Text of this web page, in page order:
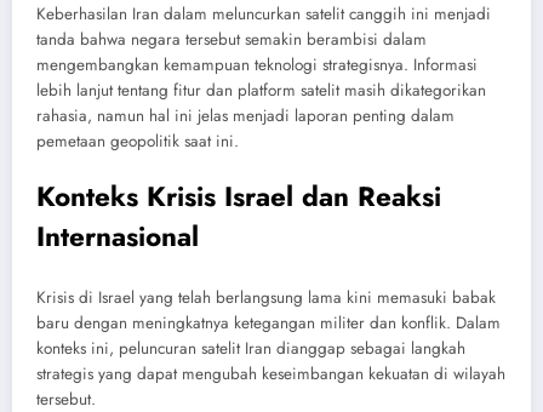
Keberhasilan Iran dalam meluncurkan satelit canggih ini menjadi
tanda bahwa negara tersebut semakin berambisi dalam
mengembangkan kemampuan teknologi strategisnya. Informasi
lebih lanjut tentang fitur dan platform satelit masih dikategorikan
rahasia, namun hal ini jelas menjadi laporan penting dalam
pemetaan geopolitik saat ini.
Konteks Krisis Israel dan Reaksi
Internasional
Krisis di Israel yang telah berlangsung lama kini memasuki babak
baru dengan meningkatnya ketegangan militer dan konflik. Dalam
konteks ini, peluncuran satelit Iran dianggap sebagai langkah
strategis yang dapat mengubah keseimbangan kekuatan di wilayah
tersebut.